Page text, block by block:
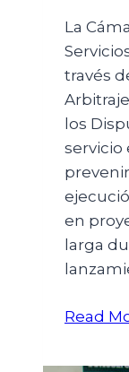
La
través
los
servicio
en
larga
Read